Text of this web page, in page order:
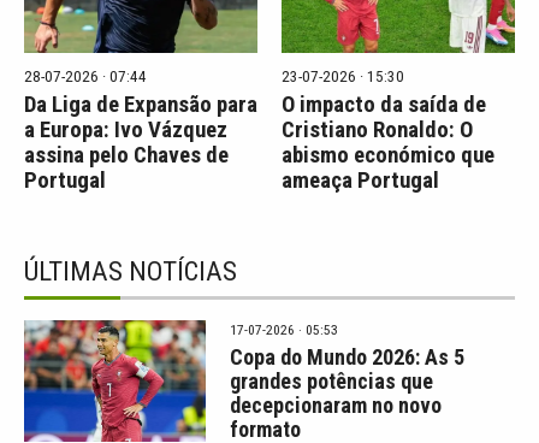
28-07-2026 · 07:44
Da Liga de Expansão para
a Europa: Ivo Vázquez
assina pelo Chaves de
Portugal
23-07-2026 · 15:30
O impacto da saída de
Cristiano Ronaldo: O
abismo económico que
ameaça Portugal
ÚLTIMAS NOTÍCIAS
17-07-2026 · 05:53
Copa do Mundo 2026: As 5
grandes potências que
decepcionaram no novo
formato